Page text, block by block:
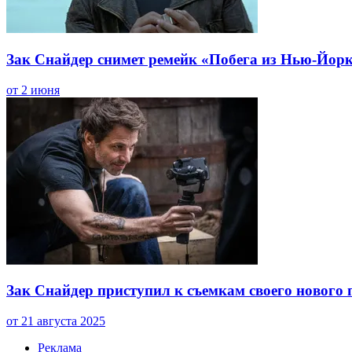
Зак Снайдер снимет ремейк «Побега из Нью-
от 2 июня
Зак Снайдер приступил к съемкам своего нового
от 21 августа 2025
Реклама